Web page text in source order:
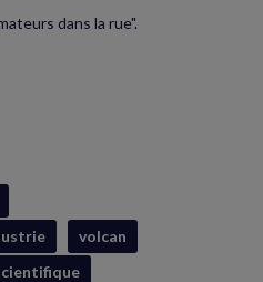
dans la rue".
volcan